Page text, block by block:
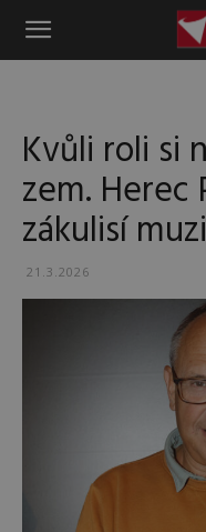
Instinkt
Kvůli roli si
zem. Herec
zákulisí
21.3.2026